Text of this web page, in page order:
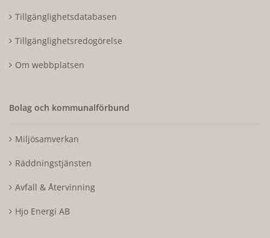
Tillgänglighetsdatabasen
Tillgänglighetsredogörelse
Om webbplatsen
Bolag och kommunalförbund
Miljösamverkan
Räddningstjänsten
Avfall & Återvinning
Hjo Energi AB